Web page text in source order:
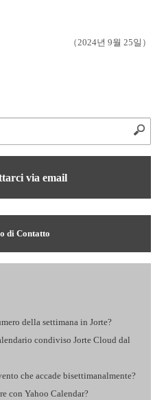
（2024년 9월 25일）
via email
di Contatto
della settimana in Jorte?
condiviso Jorte Cloud dal
che accade bisettimanalmente?
con Yahoo Calendar?